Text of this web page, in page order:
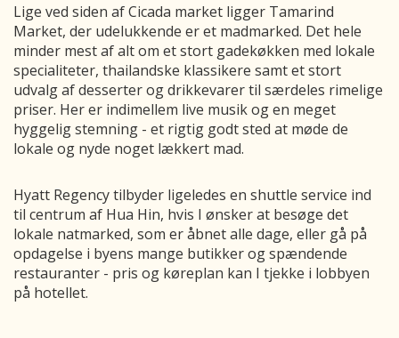
Lige ved siden af Cicada market ligger Tamarind
Market, der udelukkende er et madmarked. Det hele
minder mest af alt om et stort gadekøkken med lokale
specialiteter, thailandske klassikere samt et stort
udvalg af desserter og drikkevarer til særdeles rimelige
priser. Her er indimellem live musik og en meget
hyggelig stemning - et rigtig godt sted at møde de
lokale og nyde noget lækkert mad.
Hyatt Regency tilbyder ligeledes en shuttle service ind
til centrum af Hua Hin, hvis I ønsker at besøge det
lokale natmarked, som er åbnet alle dage, eller gå på
opdagelse i byens mange butikker og spændende
restauranter - pris og køreplan kan I tjekke i lobbyen
på hotellet.